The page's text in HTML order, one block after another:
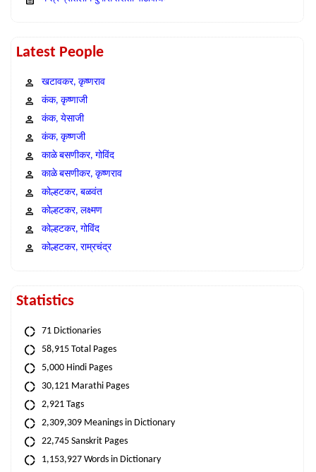
Latest People
खटावकर, कृष्णराव
कंक, कृष्णाजी
कंक, येसाजी
कंक, कृष्णजी
काळे बसणीकर, गोविंद
काळे बसणीकर, कृष्णराव
कोल्हटकर, बळवंत
कोल्हटकर, लक्ष्मण
कोल्हटकर, गोविंद
कोल्हटकर, राम्रचंद्र
Statistics
71 Dictionaries
58,915 Total Pages
5,000 Hindi Pages
30,121 Marathi Pages
2,921 Tags
2,309,309 Meanings in Dictionary
22,745 Sanskrit Pages
1,153,927 Words in Dictionary